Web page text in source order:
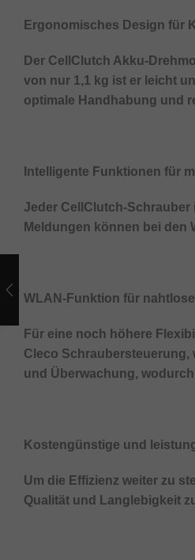
Ergonomisches Design für
Der CellClutch Akku-
von nur 1,1 kg ist er leicht
optimale Handhabung und
Intelligente Funktionen für
Jeder CellClutch-Schrauber
Meldungen können bei den
WLAN-Funktion für
Für eine noch höhere
Cleco Schraubersteuerung,
und Überwachung,
Kostengünstige und
Um die Effizienz weiter zu
Qualität und Langlebigkeit